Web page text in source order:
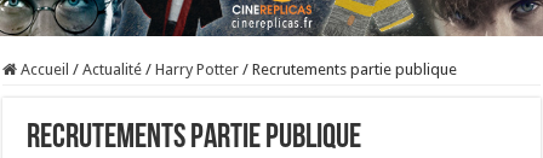
Accueil / Actualité / Harry Potter / Recrutements partie publique
Recrutements partie publique